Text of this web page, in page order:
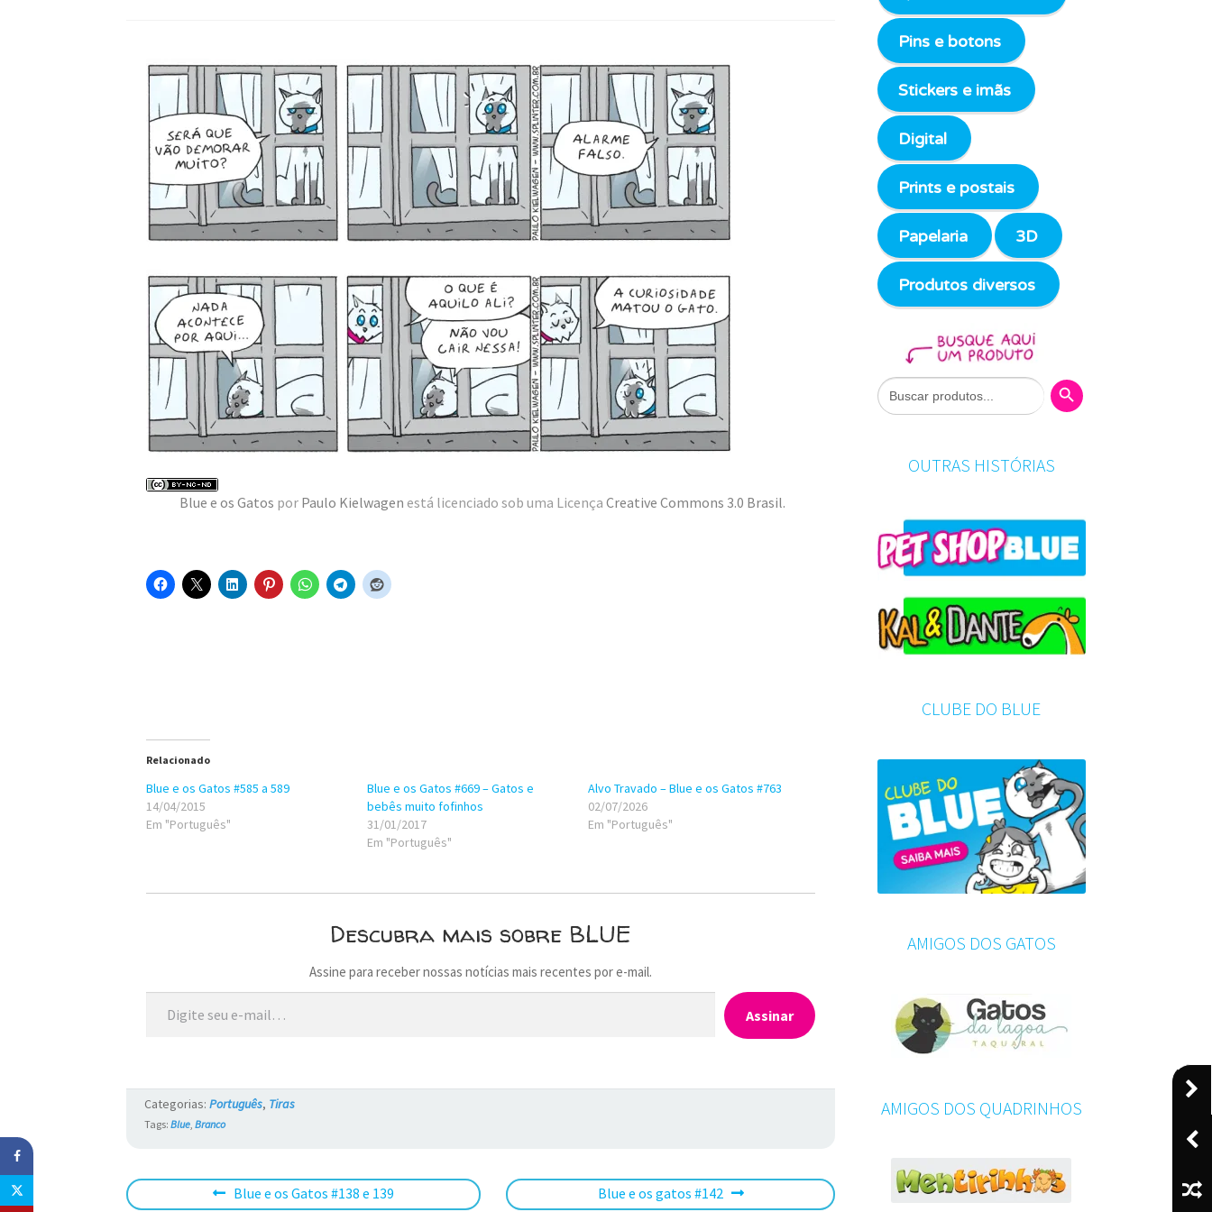
Blue e os Gatos por Paulo Kielwagen está licenciado sob uma Licença Creative Commons 3.0 Brasil.
Relacionado
Blue e os Gatos #585 a 589
14/04/2015
Em "Português"
Blue e os Gatos #669 – Gatos e
bebês muito fofinhos
31/01/2017
Em "Português"
Alvo Travado – Blue e os Gatos #763
02/07/2026
Em "Português"
Descubra mais sobre BLUE
Assine para receber nossas notícias mais recentes por e-mail.
Digite seu e-mail…
Assinar
Categorias:Português, Tiras
Tags:Blue ,Branco
Navegação
Post
Blue e os Gatos #138 e 139
Próximo
Blue e os gatos #142
Pins e botons
Stickers e imãs
Digital
Prints e postais
Papelaria 3D
Produtos diversos
Search
for:
Search Button
OUTRAS HISTÓRIAS
CLUBE DO BLUE
AMIGOS DOS GATOS
AMIGOS DOS QUADRINHOS